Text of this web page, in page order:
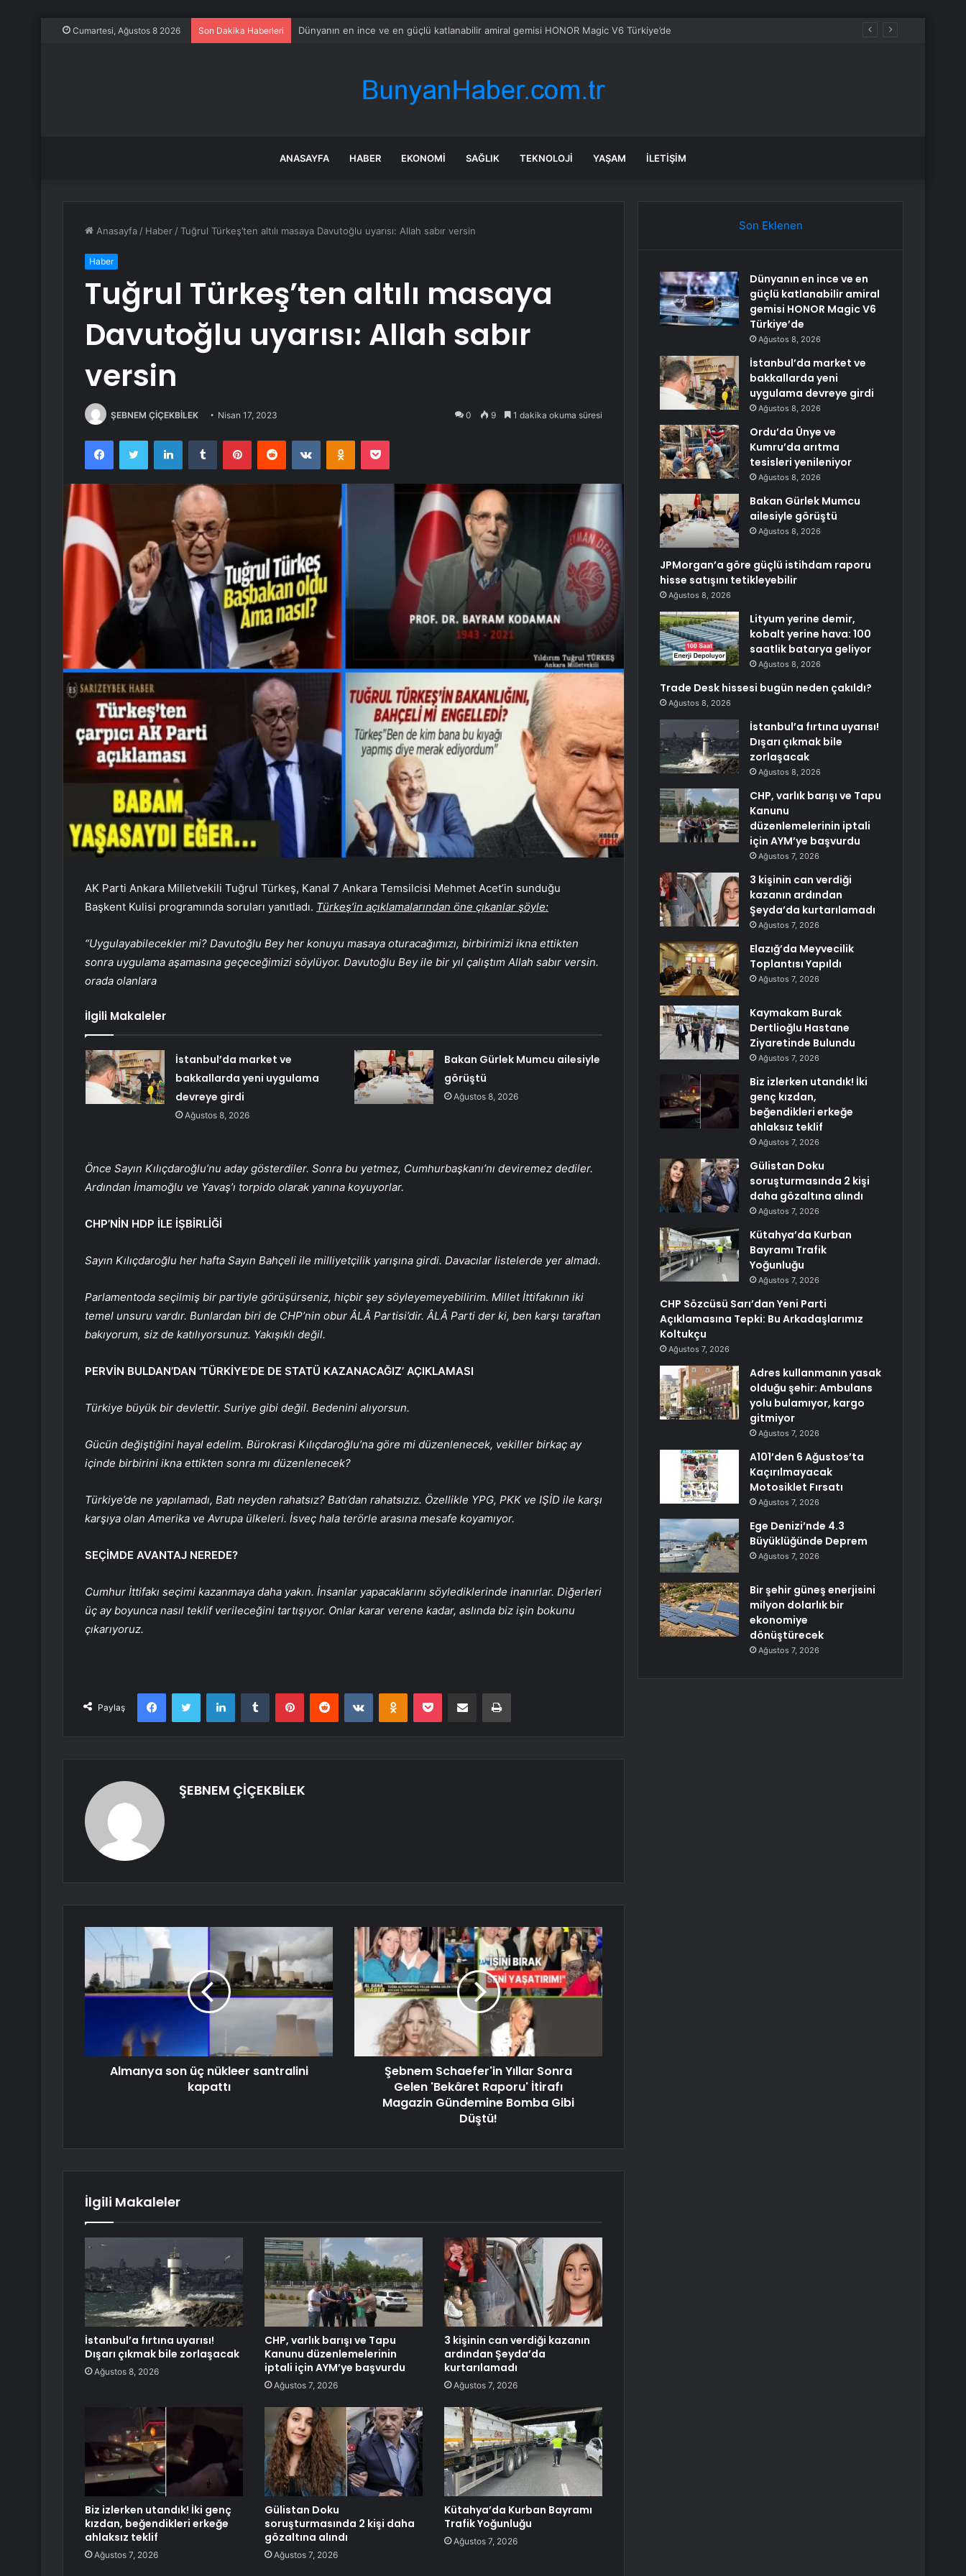
Cumartesi, Ağustos 8 2026 Son Dakika Haberleri İstanbul’da market ve bakkallarda yeni uygulama devreye girdi
ANASAYFA HABER EKONOMI SAĞLIK TEKNOLOJI YAŞAM İLETIŞIM
Anasayfa / Haber /Tuğrul Türkeş’ten altılı masaya Davutoğlu uyarısı: Allah sabır versin
Haber
Tuğrul Türkeş’ten altılı masaya
Davutoğlu uyarısı: Allah sabır
versin
ŞEBNEM ÇİÇEKBİLEK Nisan 17, 2023 0 9 1 dakika okuma süresi
FacebookTwitter LinkedInTumblr PinterestReddit VKontakteOdnoklassniki
Pocket
AK Parti Ankara Milletvekili Tuğrul Türkeş, Kanal 7 Ankara Temsilcisi Mehmet Acet’in sunduğu
Başkent Kulisi programında soruları yanıtladı. Türkeş’in açıklamalarından öne çıkanlar şöyle:
“Uygulayabilecekler mi? Davutoğlu Bey her konuyu masaya oturacağımızı, birbirimizi ikna ettikten
sonra uygulama aşamasına geçeceğimizi söylüyor. Davutoğlu Bey ile bir yıl çalıştım Allah sabır versin.
orada olanlara
İlgili Makaleler
İstanbul’da market ve
bakkallarda yeni uygulama
devreye girdi
Ağustos 8, 2026
Bakan Gürlek Mumcu ailesiyle
görüştü
Ağustos 8, 2026
Önce Sayın Kılıçdaroğlu’nu aday gösterdiler. Sonra bu yetmez, Cumhurbaşkanı’nı deviremez dediler.
Ardından İmamoğlu ve Yavaş’ı torpido olarak yanına koyuyorlar.
CHP’NİN HDP İLE İŞBİRLİĞİ
Sayın Kılıçdaroğlu her hafta Sayın Bahçeli ile milliyetçilik yarışına girdi. Davacılar listelerde yer almadı.
Parlamentoda seçilmiş bir partiyle görüşürseniz, hiçbir şey söyleyemeyebilirim. Millet İttifakının iki
temel unsuru vardır. Bunlardan biri de CHP’nin obur ÂLÂ Partisi’dir. ÂLÂ Parti der ki, ben karşı taraftan
bakıyorum, siz de katılıyorsunuz. Yakışıklı değil.
PERVİN BULDAN’DAN ‘TÜRKİYE’DE DE STATÜ KAZANACAĞIZ’ AÇIKLAMASI
Türkiye büyük bir devlettir. Suriye gibi değil. Bedenini alıyorsun.
Gücün değiştiğini hayal edelim. Bürokrasi Kılıçdaroğlu’na göre mi düzenlenecek, vekiller birkaç ay
içinde birbirini ikna ettikten sonra mı düzenlenecek?
Türkiye’de ne yapılamadı, Batı neyden rahatsız? Batı’dan rahatsızız. Özellikle YPG, PKK ve IŞİD ile karşı
karşıya olan Amerika ve Avrupa ülkeleri. İsveç hala terörle arasına mesafe koyamıyor.
SEÇİMDE AVANTAJ NEREDE?
Cumhur İttifakı seçimi kazanmaya daha yakın. İnsanlar yapacaklarını söylediklerinde inanırlar. Diğerleri
üç ay boyunca nasıl teklif verileceğini tartışıyor. Onlar karar verene kadar, aslında biz işin bokunu
çıkarıyoruz.
Paylaş
FacebookTwitter LinkedInTumblr PinterestReddit VKontakteOdnoklassniki
Pocket E-Posta ile paylaş Yazdır
ŞEBNEM ÇİÇEKBİLEK
Almanya son üç nükleer santralini
kapattı
Şebnem Schaefer'in Yıllar Sonra
Gelen 'Bekâret Raporu' İtirafı
Magazin Gündemine Bomba Gibi
Düştü!
İlgili Makaleler
İstanbul’a fırtına uyarısı!
Dışarı çıkmak bile zorlaşacak
Ağustos 8, 2026
CHP, varlık barışı ve Tapu
Kanunu düzenlemelerinin
iptali için AYM’ye başvurdu
Ağustos 7, 2026
3 kişinin can verdiği kazanın
ardından Şeyda’da
kurtarılamadı
Ağustos 7, 2026
Biz izlerken utandık! İki genç
kızdan, beğendikleri erkeğe
ahlaksız teklif
Ağustos 7, 2026
Gülistan Doku
soruşturmasında 2 kişi daha
gözaltına alındı
Ağustos 7, 2026
Kütahya’da Kurban Bayramı
Trafik Yoğunluğu
Ağustos 7, 2026
Son Eklenen
Dünyanın en ince ve en
güçlü katlanabilir amiral
gemisi HONOR Magic V6
Türkiye’de
Ağustos 8, 2026
İstanbul’da market ve
bakkallarda yeni
uygulama devreye girdi
Ağustos 8, 2026
Ordu’da Ünye ve
Kumru’da arıtma
tesisleri yenileniyor
Ağustos 8, 2026
Bakan Gürlek Mumcu
ailesiyle görüştü
Ağustos 8, 2026
JPMorgan’a göre güçlü istihdam raporu
hisse satışını tetikleyebilir
Ağustos 8, 2026
Lityum yerine demir,
kobalt yerine hava: 100
saatlik batarya geliyor
Ağustos 8, 2026
Trade Desk hissesi bugün neden çakıldı?
Ağustos 8, 2026
İstanbul’a fırtına uyarısı!
Dışarı çıkmak bile
zorlaşacak
Ağustos 8, 2026
CHP, varlık barışı ve Tapu
Kanunu
düzenlemelerinin iptali
için AYM’ye başvurdu
Ağustos 7, 2026
3 kişinin can verdiği
kazanın ardından
Şeyda’da kurtarılamadı
Ağustos 7, 2026
Elazığ’da Meyvecilik
Toplantısı Yapıldı
Ağustos 7, 2026
Kaymakam Burak
Dertlioğlu Hastane
Ziyaretinde Bulundu
Ağustos 7, 2026
Biz izlerken utandık! İki
genç kızdan,
beğendikleri erkeğe
ahlaksız teklif
Ağustos 7, 2026
Gülistan Doku
soruşturmasında 2 kişi
daha gözaltına alındı
Ağustos 7, 2026
Kütahya’da Kurban
Bayramı Trafik
Yoğunluğu
Ağustos 7, 2026
CHP Sözcüsü Sarı’dan Yeni Parti
Açıklamasına Tepki: Bu Arkadaşlarımız
Koltukçu
Ağustos 7, 2026
Adres kullanmanın yasak
olduğu şehir: Ambulans
yolu bulamıyor, kargo
gitmiyor
Ağustos 7, 2026
A101’den 6 Ağustos’ta
Kaçırılmayacak
Motosiklet Fırsatı
Ağustos 7, 2026
Ege Denizi’nde 4.3
Büyüklüğünde Deprem
Ağustos 7, 2026
Bir şehir güneş enerjisini
milyon dolarlık bir
ekonomiye
dönüştürecek
Ağustos 7, 2026